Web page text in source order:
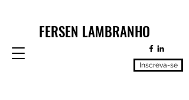
FERSEN LAMBRANHO
Inscreva-se